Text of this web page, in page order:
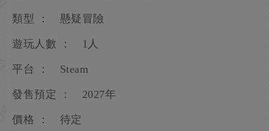
類型 ： 懸疑冒險
遊玩人數 ： 1人
平台 ： Steam
發售預定 ： 2027年
價格 ： 待定